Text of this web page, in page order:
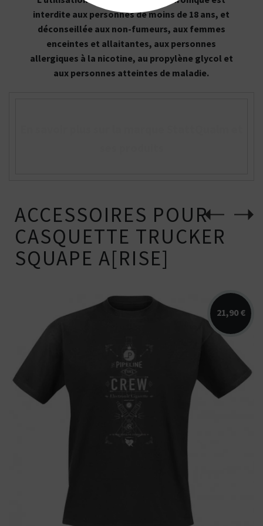
interdite aux personnes de moins de 18 ans, et
déconseillée aux non-fumeurs, aux femmes
enceintes et allaitantes, aux personnes
allergiques à la nicotine, au propylène glycol et
aux personnes atteintes de maladie.
ACCESSOIRES POUR
CASQUETTE TRUCKER
SQUAPE A[RISE]
21,90 €
T-Shirt PIPELINE Crew - 100% coton -